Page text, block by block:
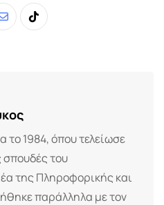
ShareTiktok
το 1984, όπου τελείωσε
σπουδές του
της Πληροφορικής και
παράλληλα με τον